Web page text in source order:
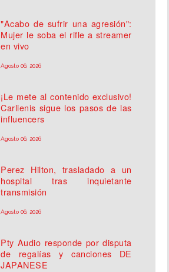
"Acabo de sufrir una agresión":
Mujer le soba el rifle a streamer
en vivo
Agosto 06, 2026
¡Le mete al contenido exclusivo!
Carlienis sigue los pasos de las
influencers
Agosto 06, 2026
Perez Hilton, trasladado a un
hospital tras inquietante
transmisión
Agosto 06, 2026
Pty Audio responde por disputa
de regalías y canciones DE
JAPANESE